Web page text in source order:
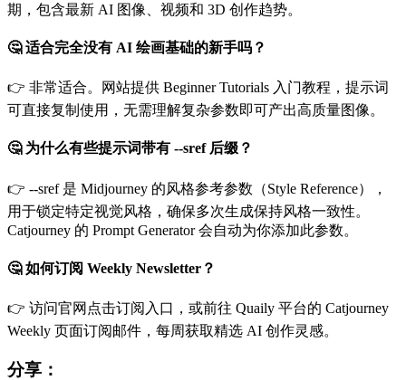
期，包含最新 AI 图像、视频和 3D 创作趋势。
🤔 适合完全没有 AI 绘画基础的新手吗？
👉 非常适合。网站提供 Beginner Tutorials 入门教程，提示词
可直接复制使用，无需理解复杂参数即可产出高质量图像。
🤔 为什么有些提示词带有 --sref 后缀？
👉 --sref 是 Midjourney 的风格参考参数（Style Reference），
用于锁定特定视觉风格，确保多次生成保持风格一致性。
Catjourney 的 Prompt Generator 会自动为你添加此参数。
🤔 如何订阅 Weekly Newsletter？
👉 访问官网点击订阅入口，或前往 Quaily 平台的 Catjourney
Weekly 页面订阅邮件，每周获取精选 AI 创作灵感。
分享：